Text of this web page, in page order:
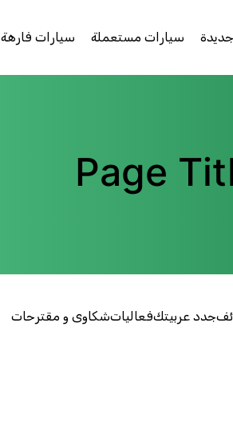
سيارات مستعملة سيارات فارهة
Page
جدد عربيتكفعالياتشكاوى و مقترحات